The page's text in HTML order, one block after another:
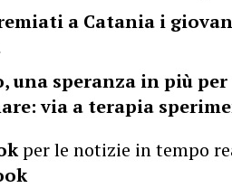
a Catania i
una speranza in più
via a terapia
per le notizie in tempo